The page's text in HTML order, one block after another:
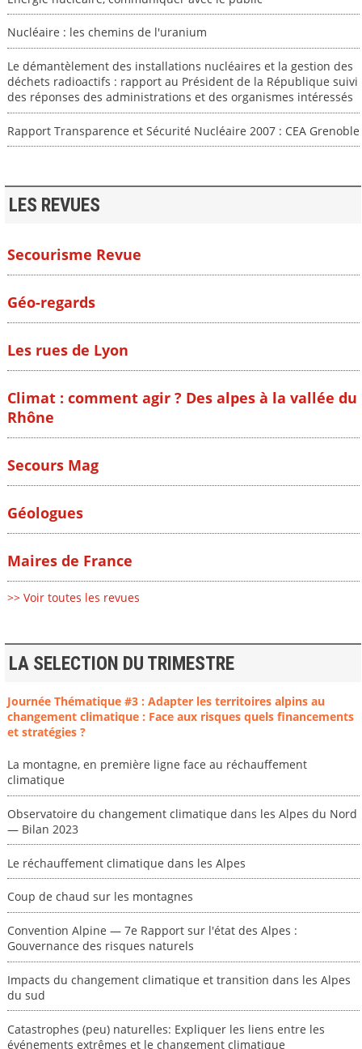
Nucléaire : les chemins de l'uranium
Le démantèlement des installations nucléaires et la gestion des
déchets radioactifs : rapport au Président de la République suivi
des réponses des administrations et des organismes intéressés
Rapport Transparence et Sécurité Nucléaire 2007 : CEA Grenoble
LES REVUES
Secourisme Revue
Géo-regards
Les rues de Lyon
Climat : comment agir ? Des alpes à la vallée du
Rhône
Secours Mag
Géologues
Maires de France
>> Voir toutes les revues
LA SELECTION DU TRIMESTRE
Journée Thématique #3 : Adapter les territoires alpins au
changement climatique : Face aux risques quels financements
et stratégies ?
La montagne, en première ligne face au réchauffement
climatique
Observatoire du changement climatique dans les Alpes du Nord
— Bilan 2023
Le réchauffement climatique dans les Alpes
Coup de chaud sur les montagnes
Convention Alpine — 7e Rapport sur l'état des Alpes :
Gouvernance des risques naturels
Impacts du changement climatique et transition dans les Alpes
du sud
Catastrophes (peu) naturelles: Expliquer les liens entre les
événements extrêmes et le changement climatique